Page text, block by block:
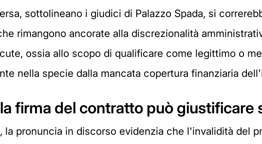
sottolineano i giudici di Palazzo Spada, si
rimangono ancorate alla discrezionalità
ossia allo scopo di qualificare come legittimo o
nella specie dalla mancata copertura finanziaria
firma del contratto può giustificare
la pronuncia in discorso evidenzia che l'invalidità del